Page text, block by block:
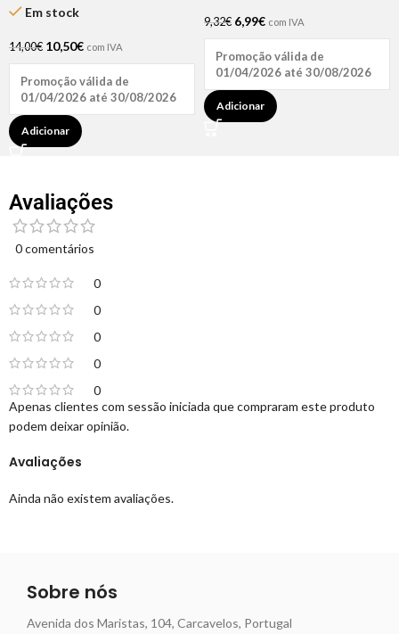
Crespas & Cacheadas
Em stock
14,00€ 10,50€ com IVA
Promoção válida de
01/04/2026 até 30/08/2026
Adicionar
9,32€ 6,99€ com IVA
Promoção válida de
01/04/2026 até 30/08/2026
Adicionar
Avaliações
0 comentários
0
0
0
0
0
Avaliações
Ainda não existem avaliações.
Apenas clientes com sessão iniciada que compraram este produto
podem deixar opinião.
Sobre nós
Avenida dos Maristas, 104, Carcavelos, Portugal